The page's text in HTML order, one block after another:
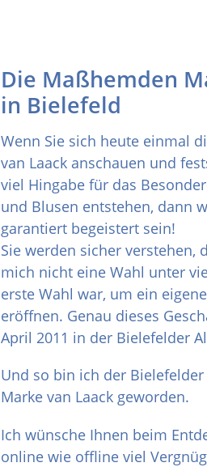
Die Maßhemden
in Bielefeld
Wenn Sie sich heute einmal
van Laack anschauen und
viel Hingabe für das
und Blusen entstehen, dann
garantiert begeistert sein!
Sie werden sicher verstehen,
mich nicht eine Wahl unter
erste Wahl war, um ein
eröffnen. Genau dieses
April 2011 in der Bielefelder
Und so bin ich der
Marke van Laack geworden.
Ich wünsche Ihnen beim
online wie offline viel